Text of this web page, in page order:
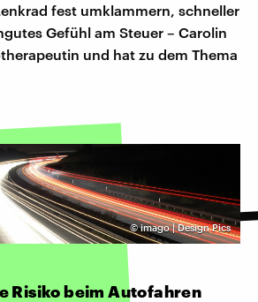
fest umklammern, schneller
Gefühl am Steuer – Carolin
und hat zu dem Thema
©imago | Design Pics
Risiko beim Autofahren